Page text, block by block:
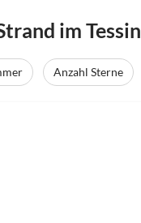
im Tessin
Anzahl Sterne